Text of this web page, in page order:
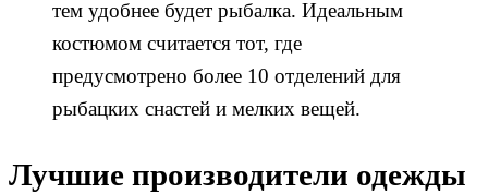
тем удобнее будет рыбалка. Идеальным
костюмом считается тот, где
предусмотрено более 10 отделений для
рыбацких снастей и мелких вещей.
Лучшие производители одежды